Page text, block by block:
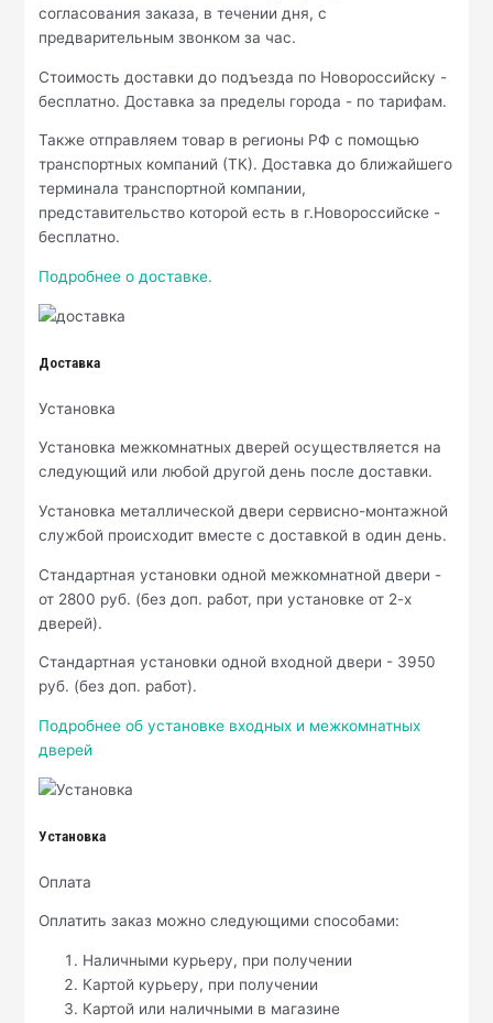
согласования заказа, в течении дня, с
предварительным звонком за час.
Стоимость доставки до подъезда по Новороссийску -
бесплатно. Доставка за пределы города - по тарифам.
Также отправляем товар в регионы РФ с помощью
транспортных компаний (ТК). Доставка до ближайшего
терминала транспортной компании,
представительство которой есть в г.Новороссийске -
бесплатно.
Подробнее о доставке.
Доставка
Установка
Установка межкомнатных дверей осуществляется на
следующий или любой другой день после доставки.
Установка металлической двери сервисно-монтажной
службой происходит вместе с доставкой в один день.
Стандартная установки одной межкомнатной двери -
от 2800 руб. (без доп. работ, при установке от 2-х
дверей).
Стандартная установки одной входной двери - 3950
руб. (без доп. работ).
Подробнее об установке входных и межкомнатных
дверей
Установка
Оплата
Оплатить заказ можно следующими способами:
Наличными курьеру, при получении
Картой курьеру, при получении
Картой или наличными в магазине